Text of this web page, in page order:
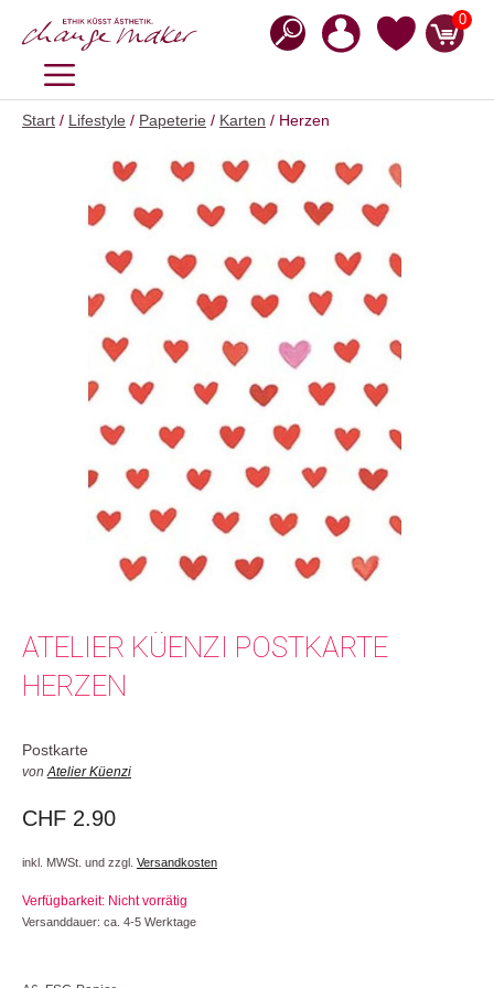
Inhalt
0
MENÜ
Start / Lifestyle / Papeterie / Karten / Herzen
ATELIER KÜENZI POSTKARTE
HERZEN
Postkarte
vonAtelier Küenzi
CHF 2.90
inkl. MWSt. und zzgl. Versandkosten
Verfügbarkeit: Nicht vorrätig
Versanddauer: ca. 4-5 Werktage